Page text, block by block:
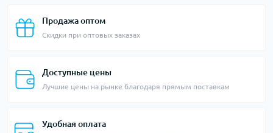
Продажа оптом
Скидки при оптовых заказах
Доступные цены
Лучшие цены на рынке благодаря прямым поставкам
Удобная оплата